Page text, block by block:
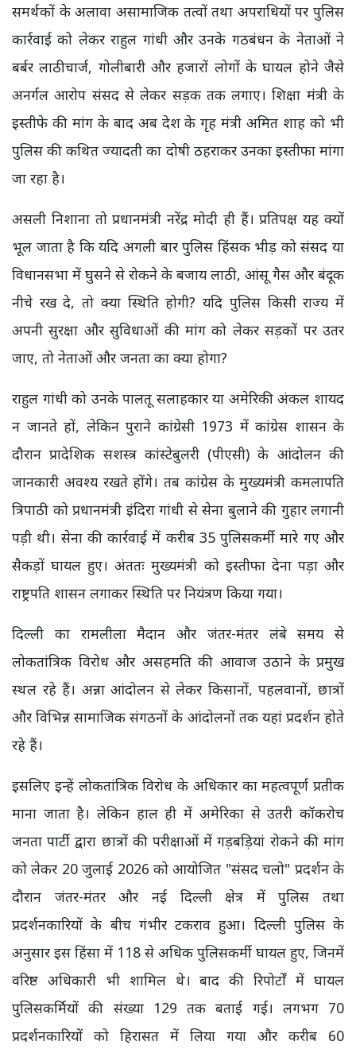
समर्थकों के अलावा असामाजिक तत्वों तथा अपराधियों पर पुलिस
कार्रवाई को लेकर राहुल गांधी और उनके गठबंधन के नेताओं ने
बर्बर लाठीचार्ज, गोलीबारी और हजारों लोगों के घायल होने जैसे
अनर्गल आरोप संसद से लेकर सड़क तक लगाए। शिक्षा मंत्री के
इस्तीफे की मांग के बाद अब देश के गृह मंत्री अमित शाह को भी
पुलिस की कथित ज्यादती का दोषी ठहराकर उनका इस्तीफा मांगा
जा रहा है।
असली निशाना तो प्रधानमंत्री नरेंद्र मोदी ही हैं। प्रतिपक्ष यह क्यों
भूल जाता है कि यदि अगली बार पुलिस हिंसक भीड़ को संसद या
विधानसभा में घुसने से रोकने के बजाय लाठी, आंसू गैस और बंदूक
नीचे रख दे, तो क्या स्थिति होगी? यदि पुलिस किसी राज्य में
अपनी सुरक्षा और सुविधाओं की मांग को लेकर सड़कों पर उतर
जाए, तो नेताओं और जनता का क्या होगा?
राहुल गांधी को उनके पालतू सलाहकार या अमेरिकी अंकल शायद
न जानते हों, लेकिन पुराने कांग्रेसी 1973 में कांग्रेस शासन के
दौरान प्रादेशिक सशस्त्र कांस्टेबुलरी (पीएसी) के आंदोलन की
जानकारी अवश्य रखते होंगे। तब कांग्रेस के मुख्यमंत्री कमलापति
त्रिपाठी को प्रधानमंत्री इंदिरा गांधी से सेना बुलाने की गुहार लगानी
पड़ी थी। सेना की कार्रवाई में करीब 35 पुलिसकर्मी मारे गए और
सैकड़ों घायल हुए। अंततः मुख्यमंत्री को इस्तीफा देना पड़ा और
राष्ट्रपति शासन लगाकर स्थिति पर नियंत्रण किया गया।
दिल्ली का रामलीला मैदान और जंतर-मंतर लंबे समय से
लोकतांत्रिक विरोध और असहमति की आवाज उठाने के प्रमुख
स्थल रहे हैं। अन्ना आंदोलन से लेकर किसानों, पहलवानों, छात्रों
और विभिन्न सामाजिक संगठनों के आंदोलनों तक यहां प्रदर्शन होते
रहे हैं।
इसलिए इन्हें लोकतांत्रिक विरोध के अधिकार का महत्वपूर्ण प्रतीक
माना जाता है। लेकिन हाल ही में अमेरिका से उतरी कॉकरोच
जनता पार्टी द्वारा छात्रों की परीक्षाओं में गड़बड़ियां रोकने की मांग
को लेकर 20 जुलाई 2026 को आयोजित "संसद चलो" प्रदर्शन के
दौरान जंतर-मंतर और नई दिल्ली क्षेत्र में पुलिस तथा
प्रदर्शनकारियों के बीच गंभीर टकराव हुआ। दिल्ली पुलिस के
अनुसार इस हिंसा में 118 से अधिक पुलिसकर्मी घायल हुए, जिनमें
वरिष्ठ अधिकारी भी शामिल थे। बाद की रिपोर्टों में घायल
पुलिसकर्मियों की संख्या 129 तक बताई गई। लगभग 70
प्रदर्शनकारियों को हिरासत में लिया गया और करीब 60